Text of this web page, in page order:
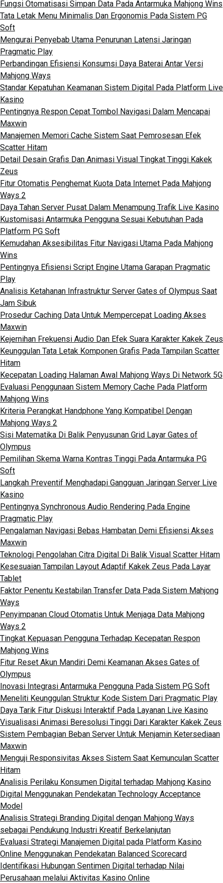
Fungsi Otomatisasi Simpan Data Pada Antarmuka Mahjong Wins
Tata Letak Menu Minimalis Dan Ergonomis Pada Sistem PG
Soft
Mengurai Penyebab Utama Penurunan Latensi Jaringan
Pragmatic Play
Perbandingan Efisiensi Konsumsi Daya Baterai Antar Versi
Mahjong Ways
Standar Kepatuhan Keamanan Sistem Digital Pada Platform Live
Kasino
Pentingnya Respon Cepat Tombol Navigasi Dalam Mencapai
Maxwin
Manajemen Memori Cache Sistem Saat Pemrosesan Efek
Scatter Hitam
Detail Desain Grafis Dan Animasi Visual Tingkat Tinggi Kakek
Zeus
Fitur Otomatis Penghemat Kuota Data Internet Pada Mahjong
Ways 2
Daya Tahan Server Pusat Dalam Menampung Trafik Live Kasino
Kustomisasi Antarmuka Pengguna Sesuai Kebutuhan Pada
Platform PG Soft
Kemudahan Aksesibilitas Fitur Navigasi Utama Pada Mahjong
Wins
Pentingnya Efisiensi Script Engine Utama Garapan Pragmatic
Play
Analisis Ketahanan Infrastruktur Server Gates of Olympus Saat
Jam Sibuk
Prosedur Caching Data Untuk Mempercepat Loading Akses
Maxwin
Kejernihan Frekuensi Audio Dan Efek Suara Karakter Kakek Zeus
Keunggulan Tata Letak Komponen Grafis Pada Tampilan Scatter
Hitam
Kecepatan Loading Halaman Awal Mahjong Ways Di Network 5G
Evaluasi Penggunaan Sistem Memory Cache Pada Platform
Mahjong Wins
Kriteria Perangkat Handphone Yang Kompatibel Dengan
Mahjong Ways 2
Sisi Matematika Di Balik Penyusunan Grid Layar Gates of
Olympus
Pemilihan Skema Warna Kontras Tinggi Pada Antarmuka PG
Soft
Langkah Preventif Menghadapi Gangguan Jaringan Server Live
Kasino
Pentingnya Synchronous Audio Rendering Pada Engine
Pragmatic Play
Pengalaman Navigasi Bebas Hambatan Demi Efisiensi Akses
Maxwin
Teknologi Pengolahan Citra Digital Di Balik Visual Scatter Hitam
Kesesuaian Tampilan Layout Adaptif Kakek Zeus Pada Layar
Tablet
Faktor Penentu Kestabilan Transfer Data Pada Sistem Mahjong
Ways
Penyimpanan Cloud Otomatis Untuk Menjaga Data Mahjong
Ways 2
Tingkat Kepuasan Pengguna Terhadap Kecepatan Respon
Mahjong Wins
Fitur Reset Akun Mandiri Demi Keamanan Akses Gates of
Olympus
Inovasi Integrasi Antarmuka Pengguna Pada Sistem PG Soft
Meneliti Keunggulan Struktur Kode Sistem Dari Pragmatic Play
Daya Tarik Fitur Diskusi Interaktif Pada Layanan Live Kasino
Visualisasi Animasi Beresolusi Tinggi Dari Karakter Kakek Zeus
Sistem Pembagian Beban Server Untuk Menjamin Ketersediaan
Maxwin
Menguji Responsivitas Akses Sistem Saat Kemunculan Scatter
Hitam
Analisis Perilaku Konsumen Digital terhadap Mahjong Kasino
Digital Menggunakan Pendekatan Technology Acceptance
Model
Analisis Strategi Branding Digital dengan Mahjong Ways
sebagai Pendukung Industri Kreatif Berkelanjutan
Evaluasi Strategi Manajemen Digital pada Platform Kasino
Online Menggunakan Pendekatan Balanced Scorecard
Identifikasi Hubungan Sentimen Digital terhadap Nilai
Perusahaan melalui Aktivitas Kasino Online